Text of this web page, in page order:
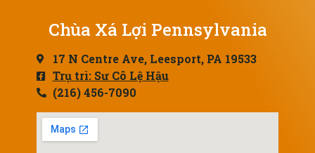
Chùa Xá Lợi Pennsylvania
17 N Centre Ave, Leesport, PA 19533
Trụ trì: Sư Cô Lệ Hậu
(216) 456-7090